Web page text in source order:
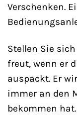
Verschenken.
Stellen Sie
freut, wenn er
auspackt. Er
immer an den
bekommen